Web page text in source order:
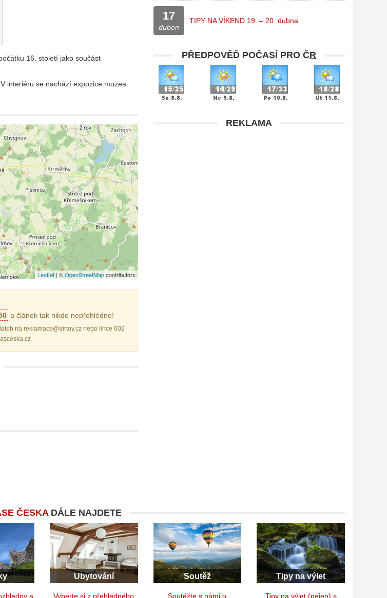
16. století jako součást
interiéru se nachází expozice muzea
Leaflet| ©OpenStreetMapcontributors
a článek tak nikdo nepřehlédne!
na reklamace@airtoy.cz nebo lince 602
17
duben
TIPY NA VÍKEND 19. – 20. dubna
PŘEDPOVĚĎ POČASÍ PROČR
REKLAMA
ČESKADÁLE NAJDETE
a
Ubytování
Vyberte si z přehledného
Soutěž
Soutěžte s námi o
Tipy na výlet
Tipy na výlet (nejen) s